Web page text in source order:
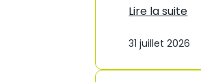
e
M
r
Lire la suite
n
i
31 juillet 2026